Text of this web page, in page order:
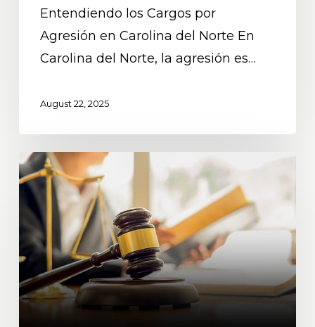
Entendiendo los Cargos por
Agresión en Carolina del Norte En
Carolina del Norte, la agresión es…
August 22, 2025
¿Puede
un
niño
elegir
con
quién
vivir